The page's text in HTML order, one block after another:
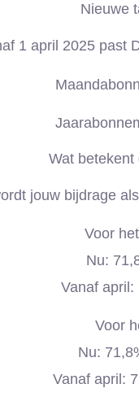
Nieuwe
1 april 2025 past
Wat
jouw bijdrage
Voor het
Nu:
Vanaf april:
Voor
Nu:
Vanaf april: